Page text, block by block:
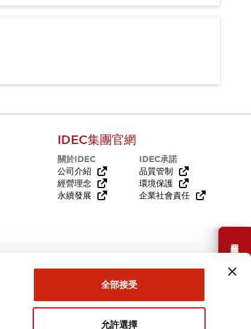
全部接受
允許選擇
需要幫助嗎？
IDEC集團官網
關於IDEC
公司介紹
經營理念
永續發展
IDEC承諾
品質管制
環境保護
企業社會責任